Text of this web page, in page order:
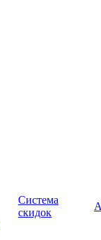
Система
скидок